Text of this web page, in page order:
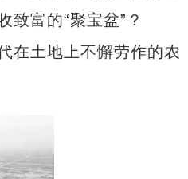
富的“聚宝盆”？
土地上不懈劳作的农